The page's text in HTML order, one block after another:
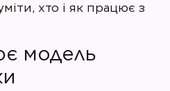
хто і як працює з
модель